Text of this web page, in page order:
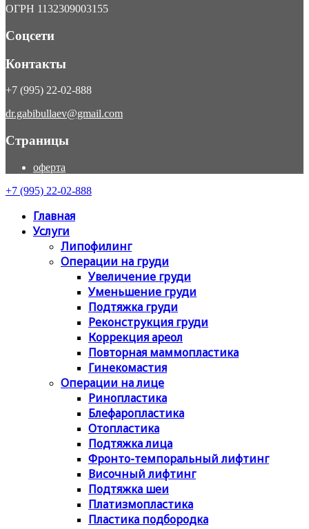
ОГРН 1132309003155
Соцсети
Контакты
+7 (995) 22-02-888
dr.gabibullaev@gmail.com
Страницы
оферта
+7 (995) 22-02-888
Главная
Услуги
Липофилинг
Операции на груди
Увеличение груди
Уменьшение груди
Подтяжка груди
Реконструкция груди
Коррекция ареол
Повторная маммопластика
Гинекомастия
Операции на лице
Ринопластика
Блефаропластика
Отопластика
Подтяжка лица
Фронто-темпоральный лифтинг
Височный лифтинг
Подтяжка шеи
Платизмопластика
Пластика подбородка